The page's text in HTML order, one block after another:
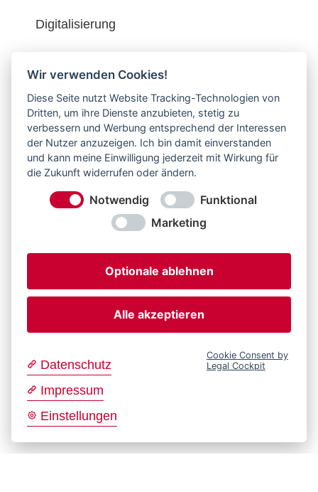
Digitalisierung
Service & Interessantes
Aktuelles
Karriere
Wir verwenden Cookies!
Diese Seite nutzt Website Tracking-Technologien von
Dritten, um ihre Dienste anzubieten, stetig zu
verbessern und Werbung entsprechend der Interessen
der Nutzer anzuzeigen. Ich bin damit einverstanden
und kann meine Einwilligung jederzeit mit Wirkung für
die Zukunft widerrufen oder ändern.
Notwendig
Funktional
Marketing
Optionale ablehnen
Alle akzeptieren
Datenschutz
Impressum
Einstellungen
Cookie Consent by
Legal Cockpit